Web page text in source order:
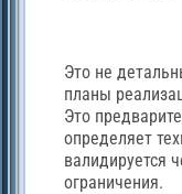
Это не
планы
Это
определяет
валидируется
ограничения.